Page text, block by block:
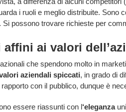
i ruoli e meglio distribuite. Sono
Si possono trovare richieste per
ai valori
che spendono molto in
aziendali spiccati, in grado di
con il pubblico, dunque è
essere riassunti con l‘eleganza